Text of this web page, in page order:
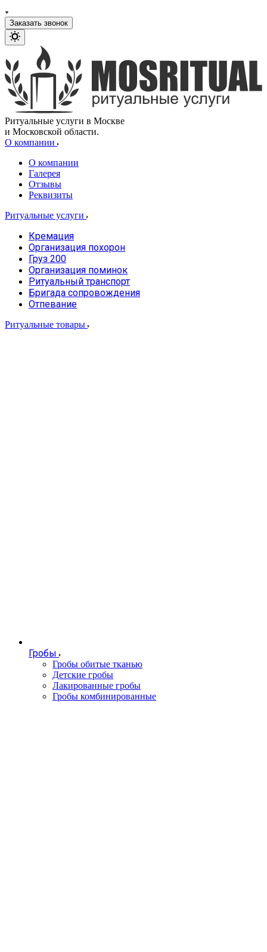
Заказать звонок
Ритуальные услуги в Москве
и Московской области.
О компании
О компании
Галерея
Отзывы
Реквизиты
Ритуальные услуги
Кремация
Организация похорон
Груз 200
Организация поминок
Ритуальный транспорт
Бригада сопровождения
Отпевание
Ритуальные товары
Гробы
Гробы обитые тканью
Детские гробы
Лакированные гробы
Гробы комбинированные